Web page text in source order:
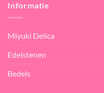
Informatie
Miyuki Delica
Edelstenen
Bedels